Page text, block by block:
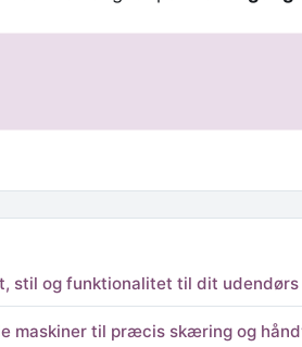
stil og funktionalitet til dit
maskiner til præcis skæring og